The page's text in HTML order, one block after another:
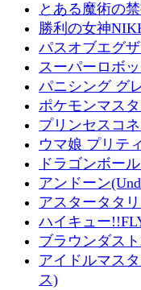
とある魔術の
勝利の女神
パスオブエグ
スーパーロボ
パニシング グ
ポケモンマス
プリンセスコ
ウマ娘 プリテ
ドラゴンボー
アンドーン
アスタータタ
ハイキュー
ブラウンダス
アイドルマス
ス)